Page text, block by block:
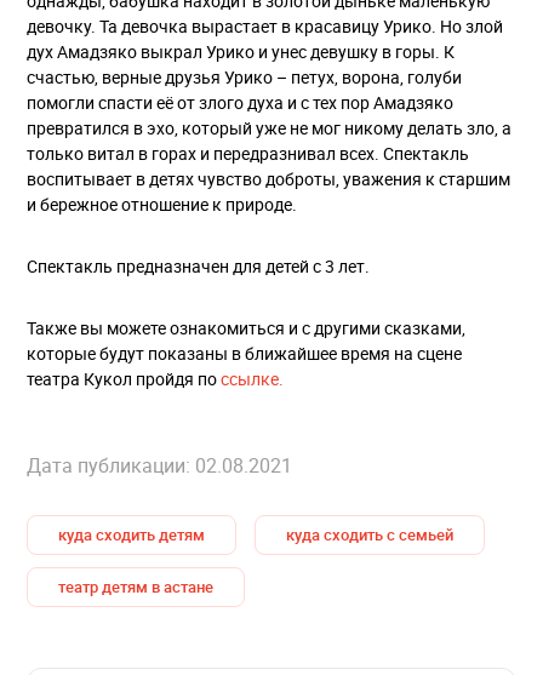
девочку. Та девочка вырастает в красавицу Урико. Но злой
дух Амадзяко выкрал Урико и унес девушку в горы. К
счастью, верные друзья Урико – петух, ворона, голуби
помогли спасти её от злого духа и с тех пор Амадзяко
превратился в эхо, который уже не мог никому делать зло, а
только витал в горах и передразнивал всех. Спектакль
воспитывает в детях чувство доброты, уважения к старшим
и бережное отношение к природе.
Спектакль предназначен для детей с 3 лет.
Также вы можете ознакомиться и с другими сказками,
которые будут показаны в ближайшее время на сцене
театра Кукол пройдя поссылке.
Дата публикации: 02.08.2021
куда сходить детям куда сходить с семьей
театр детям в астане